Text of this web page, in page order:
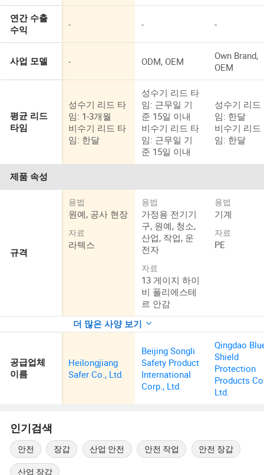
연간 수출
수익
- - -
사업 모델 - ODM, OEM
Own Brand,
OEM
평균 리드
타임
성수기 리드 타
임: 1-3개월
비수기 리드 타
임: 한달
성수기 리드 타
임: 근무일 기
준 15일 이내
비수기 리드 타
임: 근무일 기
준 15일 이내
성수기 리드
임: 한달
비수기 리드
임: 한달
제품 속성
규격
용법
원예, 공사 현장
자료
라텍스
용법
가정용 전기기
구, 원예, 청소,
산업, 작업, 운
전자
자료
13 게이지 하이
비 폴리에스테
르 안감
용법
기계
자료
PE
더 많은 사양 보기
공급업체
이름
Heilongjiang
Safer Co., Ltd.
Beijing Songli
Safety Product
International
Corp., Ltd.
Qingdao
Shield
Protection
Products
Ltd.
인기검색
안전 장갑 산업 안전 안전 작업 안전 장갑
산업 장갑